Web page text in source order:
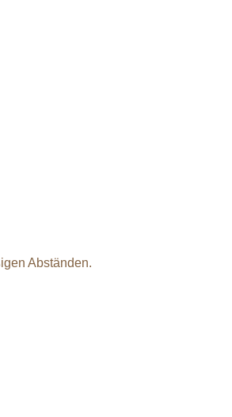
Abständen.